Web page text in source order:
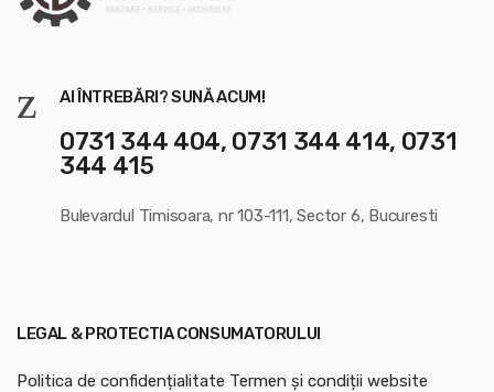
AI ÎNTREBĂRI? SUNĂ ACUM!
0731 344 404, 0731 344 414, 0731
344 415
Bulevardul Timisoara, nr 103-111, Sector 6, Bucuresti
LEGAL & PROTECTIA CONSUMATORULUI
Politica de confidențialitate Termen și condiții website